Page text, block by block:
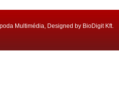
Multimédia, Designed by BioDigit Kft.